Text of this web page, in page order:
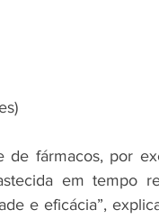
fármacos, por
em tempo
e eficácia”,